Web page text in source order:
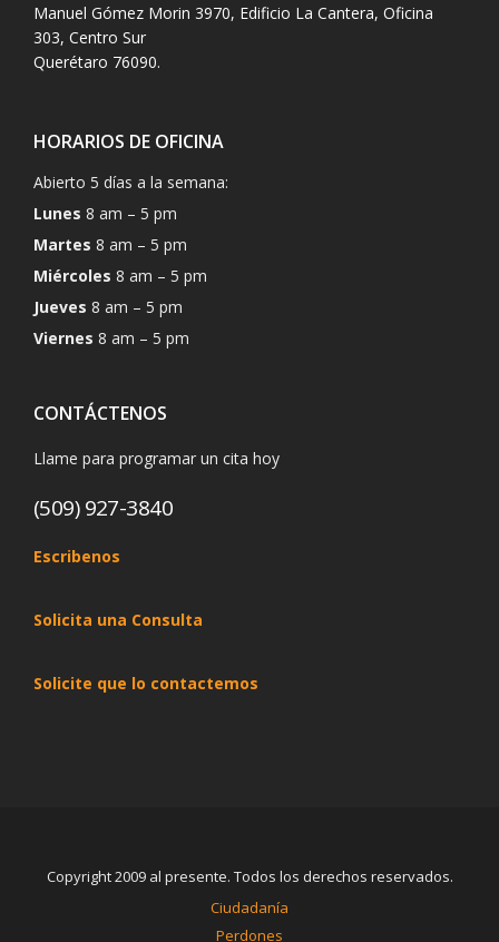
Manuel Gómez Morin 3970, Edificio La Cantera, Oficina
303, Centro Sur
Querétaro 76090.
HORARIOS DE OFICINA
Abierto 5 días a la semana:
Lunes 8 am – 5 pm
Martes 8 am – 5 pm
Miércoles 8 am – 5 pm
Jueves 8 am – 5 pm
Viernes 8 am – 5 pm
CONTÁCTENOS
Llame para programar un cita hoy
(509) 927-3840
Escribenos
Solicita una Consulta
Solicite que lo contactemos
Copyright 2009 al presente. Todos los derechos reservados.
Ciudadanía
Perdones